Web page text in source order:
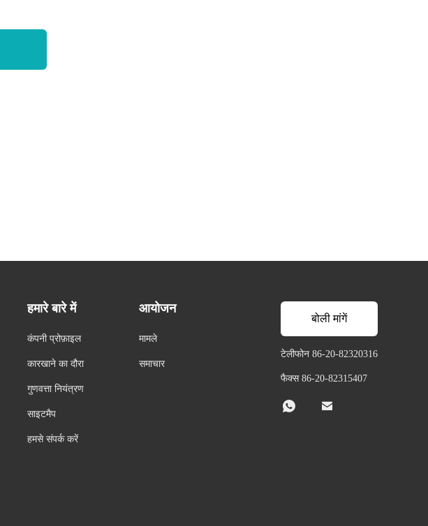
हमारे बारे में
कंपनी प्रोफ़ाइल
कारखाने का दौरा
गुणवत्ता नियंत्रण
साइटमैप
हमसे संपर्क करें
आयोजन
मामले
समाचार
बोली मांगें
टेलीफोन 86-20-82320316
फैक्स 86-20-82315407
 